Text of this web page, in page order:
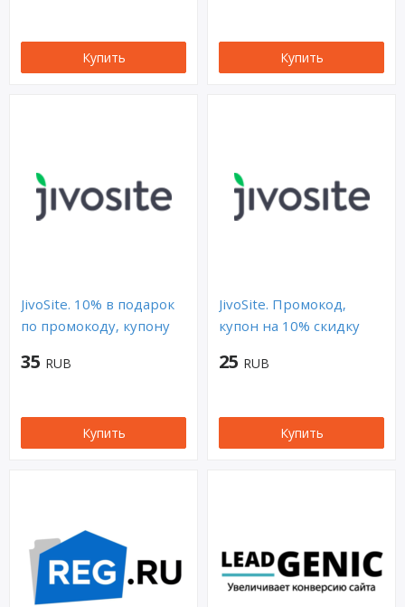
Купить Купить
JivoSite. 10% в подарок
по промокоду, купону
35 RUB
Купить
JivoSite. Промокод,
купон на 10% скидку
25 RUB
Купить